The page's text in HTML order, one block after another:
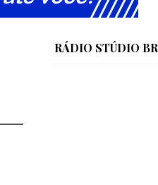
RÁDIO STÚDIO BR